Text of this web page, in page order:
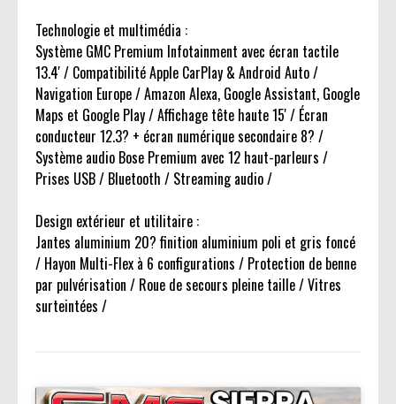
Technologie et multimédia :
Système GMC Premium Infotainment avec écran tactile
13.4' / Compatibilité Apple CarPlay & Android Auto /
Navigation Europe / Amazon Alexa, Google Assistant, Google
Maps et Google Play / Affichage tête haute 15' / Écran
conducteur 12.3? + écran numérique secondaire 8? /
Système audio Bose Premium avec 12 haut-parleurs /
Prises USB / Bluetooth / Streaming audio /
Design extérieur et utilitaire :
Jantes aluminium 20? finition aluminium poli et gris foncé
/ Hayon Multi-Flex à 6 configurations / Protection de benne
par pulvérisation / Roue de secours pleine taille / Vitres
surteintées /